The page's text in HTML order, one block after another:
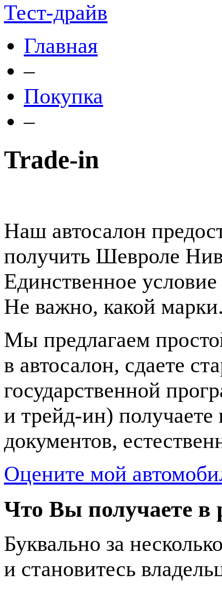
Тест-драйв
Главная
–
Покупка
–
Trade-in
Наш автосалон
получить Шевроле
Единственное
Не важно, какой
Мы предлагаем
в автосалон, сдаете
государственной
и трейд-ин)
документов,
Оцените мой
Что Вы получаете в
Буквально за
и становитесь